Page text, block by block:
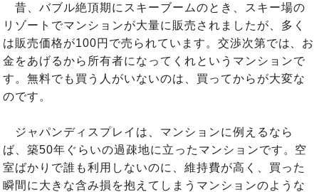
昔、バブル絶頂期にスキーブームのとき、スキー場の
リゾートでマンションが大量に販売されましたが、多く
は販売価格が100円で売られています。交渉次第では、お
金をあげるから所有者になってくれというマンションで
す。無料でも買う人がいないのは、買ってからが大変な
のです。
ジャパンディスプレイは、マンションに例えるなら
ば、築50年ぐらいの過疎地に立ったマンションです。空
室ばかりで誰も利用しないのに、維持費が高く、買った
瞬間に大きな含み損を抱えてしまうマンションのような